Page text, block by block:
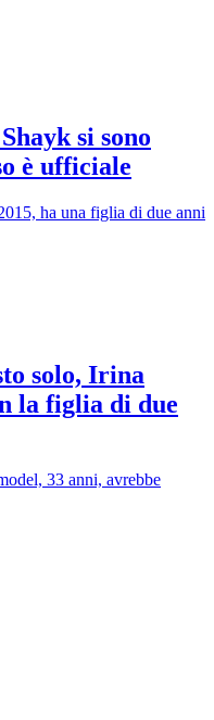
si sono
è ufficiale
ha una figlia di due anni
solo, Irina
la figlia di due
33 anni, avrebbe